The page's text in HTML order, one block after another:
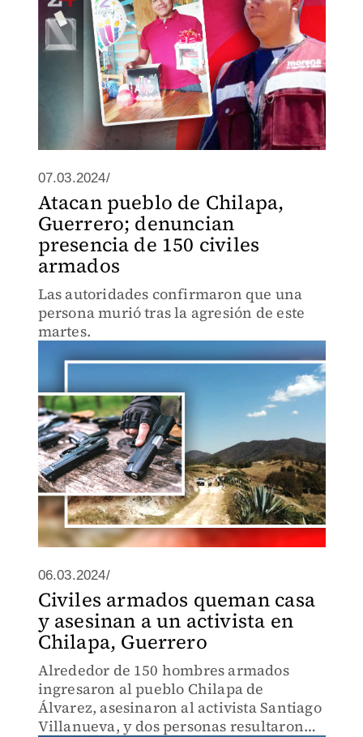
07.03.2024/
Atacan pueblo de Chilapa,
Guerrero; denuncian
presencia de 150 civiles
armados
Las autoridades confirmaron que una
persona murió tras la agresión de este
martes.
06.03.2024/
Civiles armados queman casa
y asesinan a un activista en
Chilapa, Guerrero
Alrededor de 150 hombres armados
ingresaron al pueblo Chilapa de
Álvarez, asesinaron al activista Santiago
Villanueva, y dos personas resultaron